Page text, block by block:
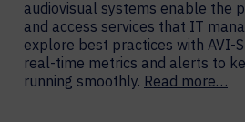
audiovisual systems enable the
and access services that IT
explore best practices with AVI-
real-time metrics and alerts to
running smoothly. Read more…